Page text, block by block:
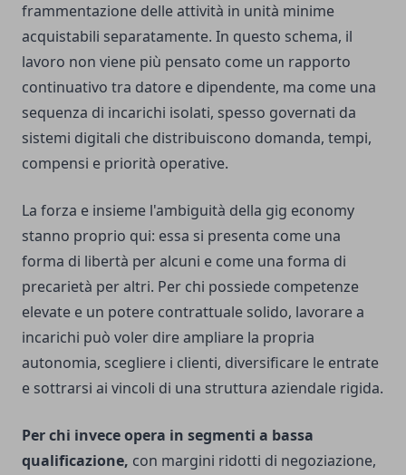
frammentazione delle attività in unità minime
acquistabili separatamente. In questo schema, il
lavoro non viene più pensato come un rapporto
continuativo tra datore e dipendente, ma come una
sequenza di incarichi isolati, spesso governati da
sistemi digitali che distribuiscono domanda, tempi,
compensi e priorità operative.
La forza e insieme l'ambiguità della gig economy
stanno proprio qui: essa si presenta come una
forma di libertà per alcuni e come una forma di
precarietà per altri. Per chi possiede competenze
elevate e un potere contrattuale solido, lavorare a
incarichi può voler dire ampliare la propria
autonomia, scegliere i clienti, diversificare le entrate
e sottrarsi ai vincoli di una struttura aziendale rigida.
Per chi invece opera in segmenti a bassa
qualificazione, con margini ridotti di negoziazione,